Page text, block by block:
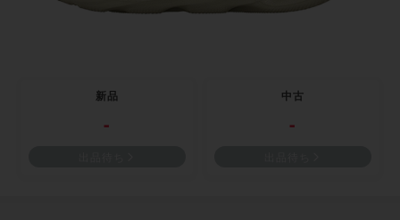
新品
-
中古
-